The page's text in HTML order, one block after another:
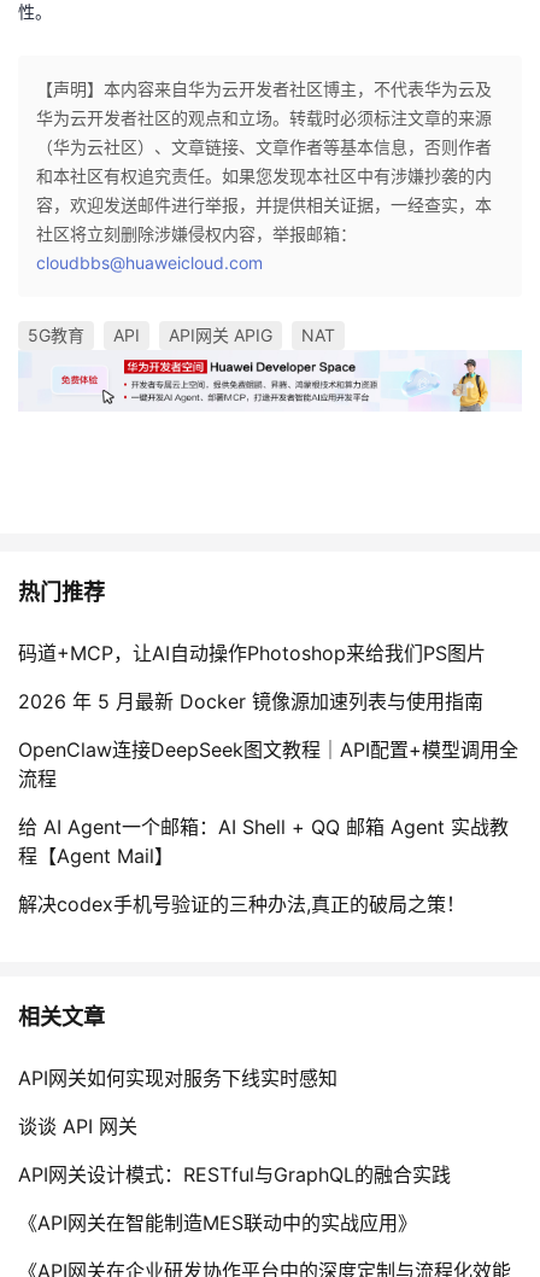
性。
【声明】本内容来自华为云开发者社区博主，不代表华为云及
华为云开发者社区的观点和立场。转载时必须标注文章的来源
（华为云社区）、文章链接、文章作者等基本信息，否则作者
和本社区有权追究责任。如果您发现本社区中有涉嫌抄袭的内
容，欢迎发送邮件进行举报，并提供相关证据，一经查实，本
社区将立刻删除涉嫌侵权内容，举报邮箱：
cloudbbs@huaweicloud.com
5G教育 API API网关 APIG NAT
热门推荐
码道+MCP，让AI自动操作Photoshop来给我们PS图片
2026 年 5 月最新 Docker 镜像源加速列表与使用指南
OpenClaw连接DeepSeek图文教程｜API配置+模型调用全
流程
给 AI Agent一个邮箱：AI Shell + QQ 邮箱 Agent 实战教
程【Agent Mail】
解决codex手机号验证的三种办法,真正的破局之策！
相关文章
API网关如何实现对服务下线实时感知
谈谈 API 网关
API网关设计模式：RESTful与GraphQL的融合实践
《API网关在智能制造MES联动中的实战应用》
《API网关在企业研发协作平台中的深度定制与流程化效能